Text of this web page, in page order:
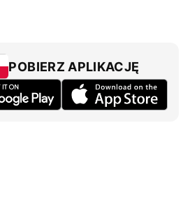
POBIERZ APLIKACJĘ